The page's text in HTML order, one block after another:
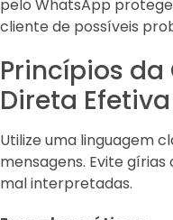
pelo WhatsApp
cliente de possíveis
Princípios
Direta Efetiva
Utilize uma linguagem
mensagens. Evite
mal interpretadas.